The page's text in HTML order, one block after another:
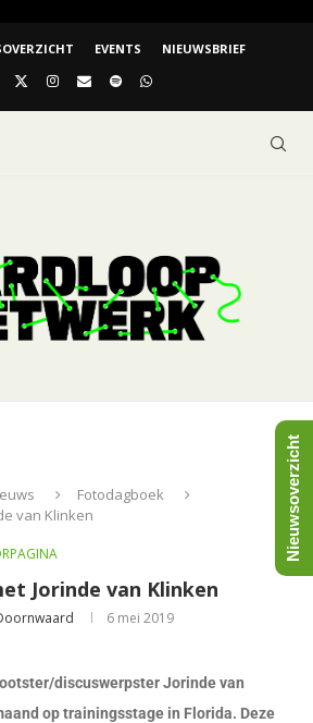
EVENTS NIEUWSBRIEF
Fotodagboek
van Klinken
Jorinde van Klinken
6 mei 2019
discuswerpster Jorinde van
op trainingsstage in Florida. Deze
Nieuwsoverzicht